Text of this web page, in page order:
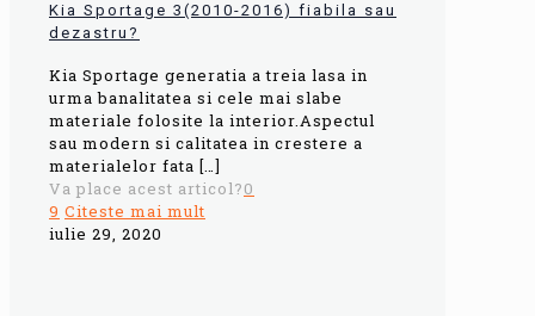
Kia Sportage 3(2010-2016) fiabila sau
dezastru?
Kia Sportage generatia a treia lasa in
urma banalitatea si cele mai slabe
materiale folosite la interior.Aspectul
sau modern si calitatea in crestere a
materialelor fata […]
Va place acest articol?0
9 Citeste mai mult
iulie 29, 2020